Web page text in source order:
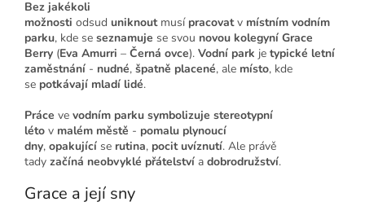
Bez jakékoli
možnosti odsud uniknout musí pracovat v místním vodním
parku, kde se seznamuje se svou novou kolegyní Grace
Berry (Eva Amurri – Černá ovce). Vodní park je typické letní
zaměstnání - nudné, špatně placené, ale místo, kde
se potkávají mladí lidé.
Práce ve vodním parku symbolizuje stereotypní
léto v malém městě - pomalu plynoucí
dny, opakující se rutina, pocit uvíznutí. Ale právě
tady začíná neobvyklé přátelství a dobrodružství.
Grace a její sny